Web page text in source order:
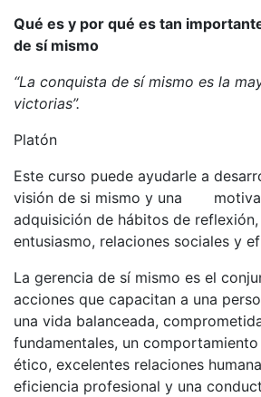
Qué es y por qué es tan
de sí mismo
“La conquista de sí mismo es la
victorias”.
Platón
Este curso puede ayudarle a
visión de si mismo y una
adquisición de hábitos de
entusiasmo, relaciones sociales y
La gerencia de sí mismo es el
acciones que capacitan a una
una vida balanceada,
fundamentales, un
ético, excelentes relaciones
eficiencia profesional y una